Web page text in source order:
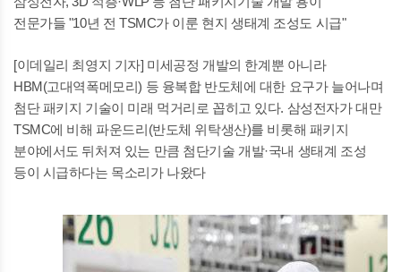
전문가들 "10년 전 TSMC가 이룬 현지 생태계 조성도 시급"
[이데일리 최영지 기자] 미세공정 개발의 한계뿐 아니라
HBM(고대역폭메모리) 등 융복합 반도체에 대한 요구가 늘어나며
첨단 패키지 기술이 미래 먹거리로 꼽히고 있다. 삼성전자가 대만
TSMC에 비해 파운드리(반도체 위탁생산)를 비롯해 패키지
분야에서도 뒤처져 있는 만큼 첨단기술 개발·국내 생태계 조성
등이 시급하다는 목소리가 나왔다